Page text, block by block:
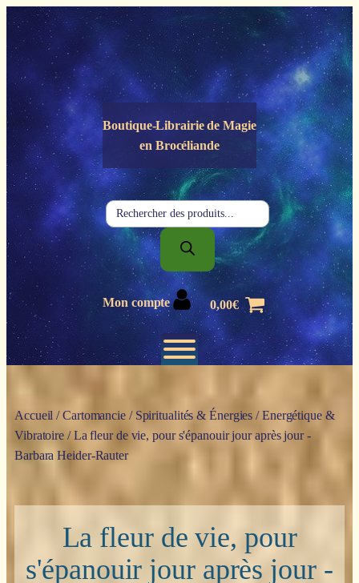
Panneau de gestion des cookies
Boutique-Librairie deMagie
en Brocéliande
Recherche
de
produits
Mon compte 0,00€
Accueil /Cartomancie/ Spiritualités & Énergies /Energétique &
Vibratoire / La fleur de vie, pour s'épanouir jour après jour -
Barbara Heider-Rauter
La fleur de vie, pour
s'épanouir jour après jour -